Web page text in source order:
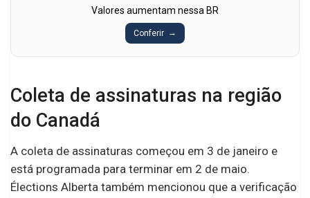
Valores aumentam nessa BR
Conferir
Coleta de assinaturas na região
do Canadá
A coleta de assinaturas começou em 3 de janeiro e
está programada para terminar em 2 de maio.
Élections Alberta também mencionou que a verificação